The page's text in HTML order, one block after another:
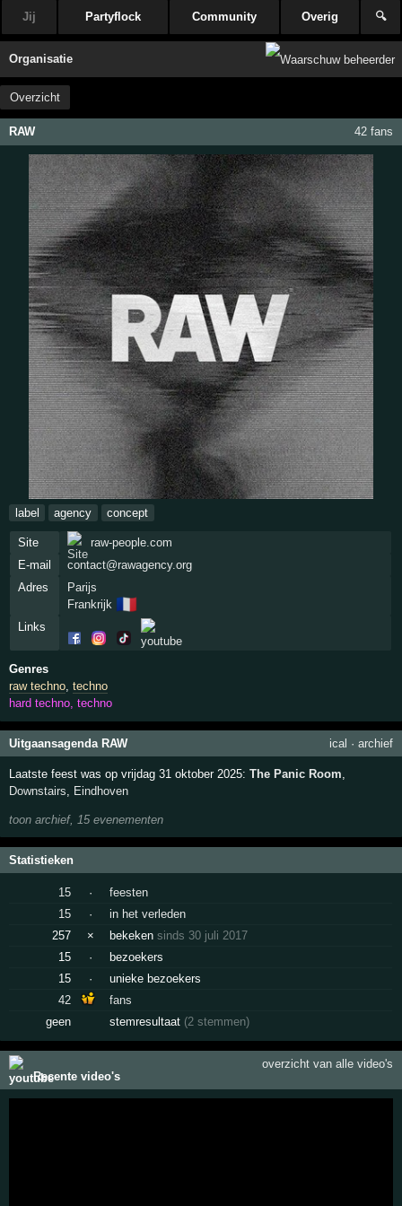
Jij Partyflock Community Overig 🔍
Organisatie
Overzicht
RAW 42 fans
label agency concept
Site
raw-people.com
E-mail
contact@rawagency.org
Adres
Parijs
Frankrijk 🇫🇷
Links
Genres
raw techno,techno
hard techno, techno
Uitgaansagenda RAW ical · archief
Laatste feest was op vrijdag 31 oktober 2025:The Panic Room,
Downstairs, Eindhoven
toon archief, 15 evenementen
Statistieken
15 ·
feesten
15
·
in het verleden
257
× bekekensinds 30 juli 2017
15
·
bezoekers
15
·
unieke bezoekers
42
fans
geen
stemresultaat (2 stemmen)
Recente video's
overzicht van alle video's